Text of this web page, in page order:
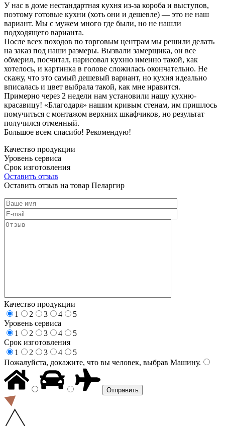
У нас в доме нестандартная кухня из-за короба и выступов,
поэтому готовые кухни (хоть они и дешевле) — это не наш
вариант. Мы с мужем много где были, но не нашли
подходящего варианта.
После всех походов по торговым центрам мы решили делать
на заказ под наши размеры. Вызвали замерщика, он все
обмерил, посчитал, нарисовал кухню именно такой, как
хотелось, и картинка в голове сложилась окончательно. Не
скажу, что это самый дешевый вариант, но кухня идеально
вписалась и цвет выбрала такой, как мне нравится.
Примерно через 2 недели нам установили нашу кухню-
красавицу! «Благодаря» нашим кривым стенам, им пришлось
помучиться с монтажом верхних шкафчиков, но результат
получился отменный.
Большое всем спасибо! Рекомендую!
Качество продукции
Уровень сервиса
Срок изготовления
Оставить отзыв
Оставить отзыв на товар Пеларгир
Качество продукции
1
2 3 4
5
Уровень сервиса
1
2 3 4
5
Срок изготовления
1
2 3 4
5
Пожалуйста, докажите, что вы человек, выбрав Машину.